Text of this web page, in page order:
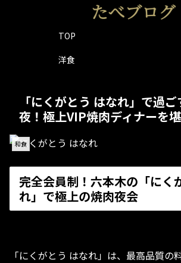
TOP
洋食
「にくがとう はなれ」で過
夜！極上VIP焼肉ディナーを
和食
完全会員制！六本木の「にく
れ」で極上の焼肉夜会
「にくがとう はなれ」は、最高品質の